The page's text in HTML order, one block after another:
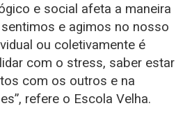
e social afeta a maneira
e agimos no nosso
ou coletivamente é
com o stress, saber estar
com os outros e na
refere o Escola Velha.